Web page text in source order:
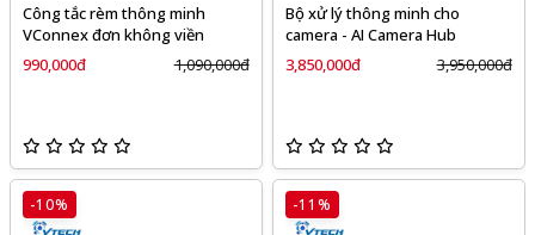
Công tắc rèm thông minh
VConnex đơn không viền
990,000đ
1,090,000đ
Bộ xử lý thông minh cho
camera - AI Camera Hub
3,850,000đ
3,950,000đ
-10% -11%